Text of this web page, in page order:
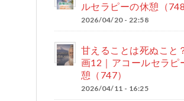
ルセラピーの休憩（748
2026/04/20 - 22:58
甘えることは死ぬこ
画12｜アコールセラピ
憩（747）
2026/04/11 - 16:25